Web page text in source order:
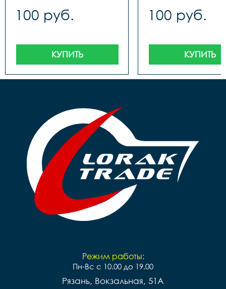
100 руб.
КУПИТЬ
100 руб.
КУПИТЬ
Режим работы:
Пн-Вс с 10.00 до 19.00
Рязань, Вокзальная, 51А